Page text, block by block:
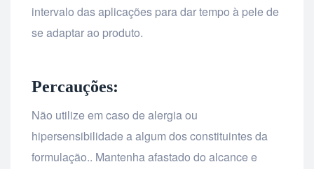
intervalo das aplicações para dar tempo à pele de
se adaptar ao produto.
Percauções:
Não utilize em caso de alergia ou
hipersensibilidade a algum dos constituintes da
formulação.. Mantenha afastado do alcance e